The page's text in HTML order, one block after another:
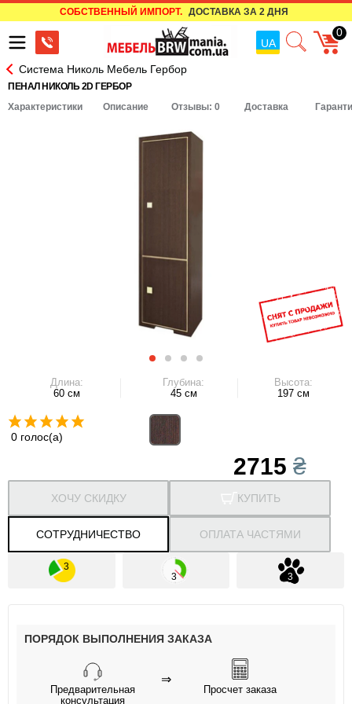
СОБСТВЕННЫЙ ИМПОРТ. ДОСТАВКА ЗА 2 ДНЯ
UA
0
Система Николь Мебель Гербор
ПЕНАЛ НИКОЛЬ 2D ГЕРБОР
Характеристики
Описание Отзывы: 0 Доставка
Длина:
60 см
Глубина:
45 см
Высота:
197 см
0 голос(а)
2715₴
КУПИТЬ
СОТРУДНИЧЕСТВО
ХОЧУ СКИДКУ
ОПЛАТА ЧАСТЯМИ
ПОРЯДОК ВЫПОЛНЕНИЯ ЗАКАЗА
Предварительная
консультация
⇒
Просчет заказа